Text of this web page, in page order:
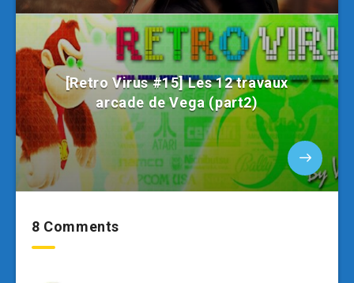
[Retro Virus #15] Les 12 travaux
arcade de Vega (part2)
8 Comments